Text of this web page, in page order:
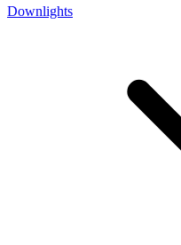
Downlights